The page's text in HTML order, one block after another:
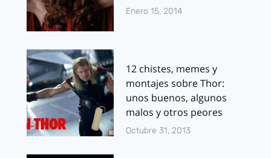
Enero 15, 2014
12 chistes, memes y
montajes sobre Thor:
unos buenos, algunos
malos y otros peores
Octubre 31, 2013